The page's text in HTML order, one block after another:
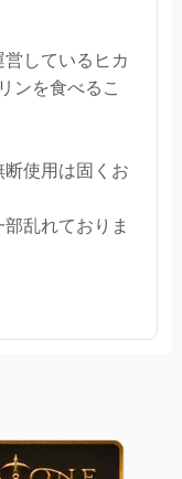
しているヒカ
ンを食べるこ
使用は固くお
乱れておりま